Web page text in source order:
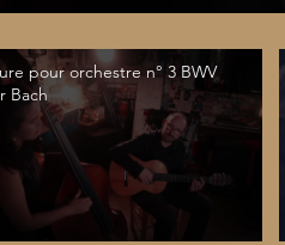
pour orchestre n° 3 BWV
Bach